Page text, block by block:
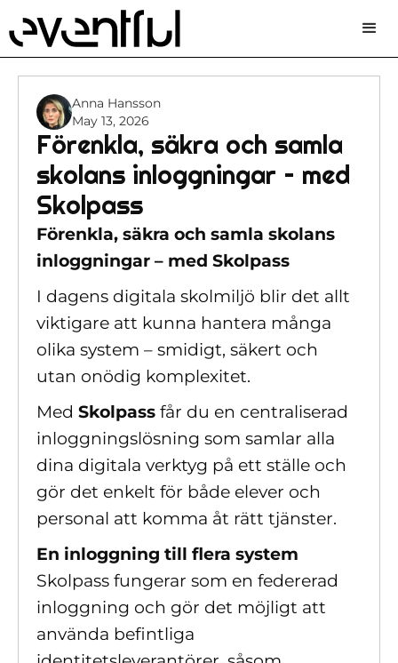
Anna Hansson
May 13, 2026
Förenkla, säkra och samla
skolans inloggningar – med
Skolpass
Förenkla, säkra och samla skolans
inloggningar – med Skolpass
I dagens digitala skolmiljö blir det allt
viktigare att kunna hantera många
olika system – smidigt, säkert och
utan onödig komplexitet.
Med Skolpass får du en centraliserad
inloggningslösning som samlar alla
dina digitala verktyg på ett ställe och
gör det enkelt för både elever och
personal att komma åt rätt tjänster.
En inloggning till flera system
Skolpass fungerar som en federerad
inloggning och gör det möjligt att
använda befintliga